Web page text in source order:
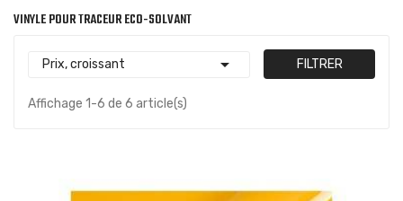
VINYLE POUR TRACEUR ECO-SOLVANT
Prix, croissant  FILTRER
Affichage 1-6 de 6 article(s)